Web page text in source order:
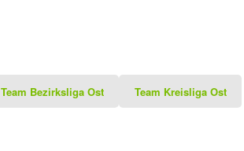
Team Bezirksliga Ost Team Kreisliga Ost